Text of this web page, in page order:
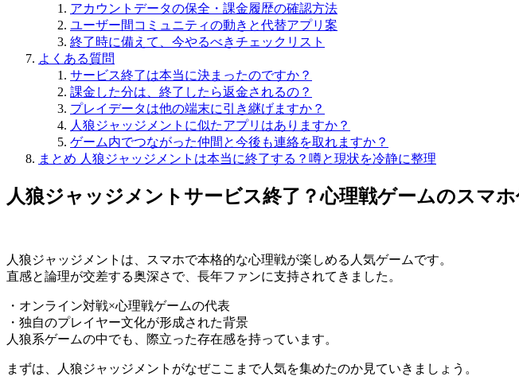
アカウントデータの保全・課金履歴の確認方法
ユーザー間コミュニティの動きと代替アプリ案
終了時に備えて、今やるべきチェックリスト
よくある質問
サービス終了は本当に決まったのですか？
課金した分は、終了したら返金されるの？
プレイデータは他の端末に引き継げますか？
人狼ジャッジメントに似たアプリはありますか？
ゲーム内でつながった仲間と今後も連絡を取れますか？
まとめ 人狼ジャッジメントは本当に終了する？噂と現状を冷静に整理
人狼ジャッジメントサービス終了？心理戦ゲームのスマ
人狼ジャッジメントは、スマホで本格的な心理戦が楽しめる人気ゲームです。
直感と論理が交差する奥深さで、長年ファンに支持されてきました。
・オンライン対戦×心理戦ゲームの代表
・独自のプレイヤー文化が形成された背景
人狼系ゲームの中でも、際立った存在感を持っています。
まずは、人狼ジャッジメントがなぜここまで人気を集めたのか見ていきましょう。